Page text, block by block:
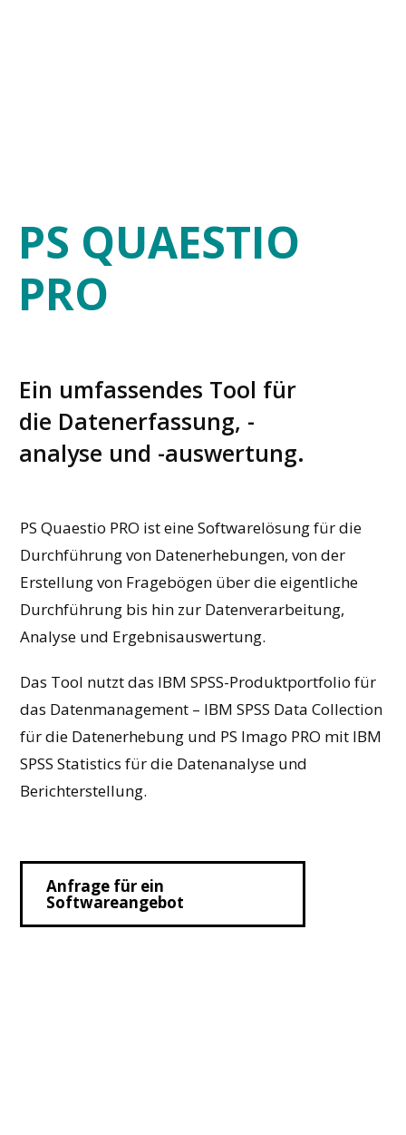
PS QUAESTIO
PRO
Ein umfassendes Tool für
die Datenerfassung, -
analyse und -auswertung.
PS Quaestio PRO ist eine Softwarelösung für die
Durchführung von Datenerhebungen, von der
Erstellung von Fragebögen über die eigentliche
Durchführung bis hin zur Datenverarbeitung,
Analyse und Ergebnisauswertung.
Das Tool nutzt das IBM SPSS-Produktportfolio für
das Datenmanagement – IBM SPSS Data Collection
für die Datenerhebung und PS Imago PRO mit IBM
SPSS Statistics für die Datenanalyse und
Berichterstellung.
Anfrage für ein
Softwareangebot